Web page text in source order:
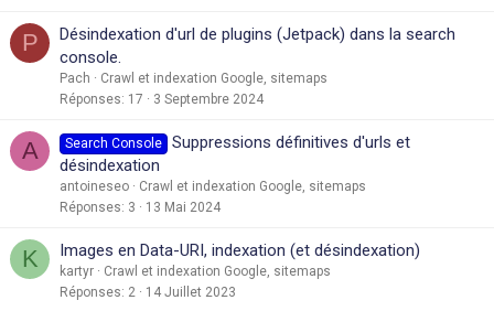
P
Désindexation d'url de plugins (Jetpack) dans la search
console.
Pach
Crawl et indexation Google, sitemaps
Réponses 17 3 Septembre 2024
A Search Console
Suppressions définitives d'urls et
désindexation
antoineseo
Crawl et indexation Google, sitemaps
Réponses 3 13 Mai 2024
K Images en Data-URI, indexation (et désindexation)
kartyr
Crawl et indexation Google, sitemaps
Réponses 2 14 Juillet 2023